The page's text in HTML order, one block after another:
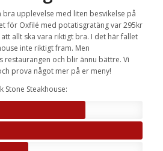
upplevelse med liten besvikelse på
för Oxfilé med potatisgratäng var 295kr
allt ska vara riktigt bra. I det här fallet
inte riktigt fram. Men
restaurangen och blir ännu bättre. Vi
prova något mer på er meny!
Stone Steakhouse: